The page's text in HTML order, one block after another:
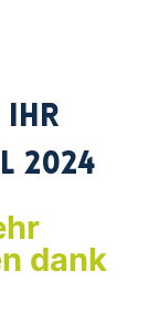
Ihr
2024
dank